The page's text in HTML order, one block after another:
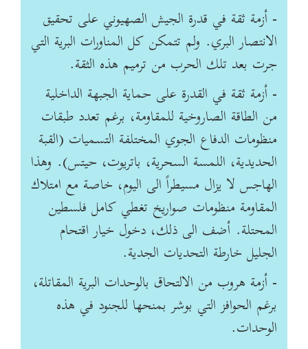
- أزمة ثقة في قدرة الجيش الصهيوني على تحقيق
الانتصار البري. ولم تتمكن كل المناورات البرية التي
جرت بعد تلك الحرب من ترميم هذه الثقة.
- أزمة ثقة في القدرة على حماية الجبهة الداخلية
من الطاقة الصاروخية للمقاومة، برغم تعدد طبقات
منظومات الدفاع الجوي المختلفة التسميات (القبة
الحديدية، اللمسة السحرية، باتريوت، حيتس). وهذا
الهاجس لا يزال مسيطراً الى اليوم، خاصة مع امتلاك
المقاومة منظومات صواريخ تغطي كامل فلسطين
المحتلة. أضف الى ذلك، دخول خيار اقتحام
الجليل خارطة التحديات الجدية.
- أزمة هروب من الالتحاق بالوحدات البرية المقاتلة،
برغم الحوافز التي بوشر بمنحها للجنود في هذه
الوحدات.